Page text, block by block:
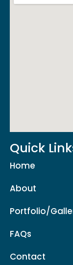
Quick
Home
About
Portfolio/
FAQs
Contact